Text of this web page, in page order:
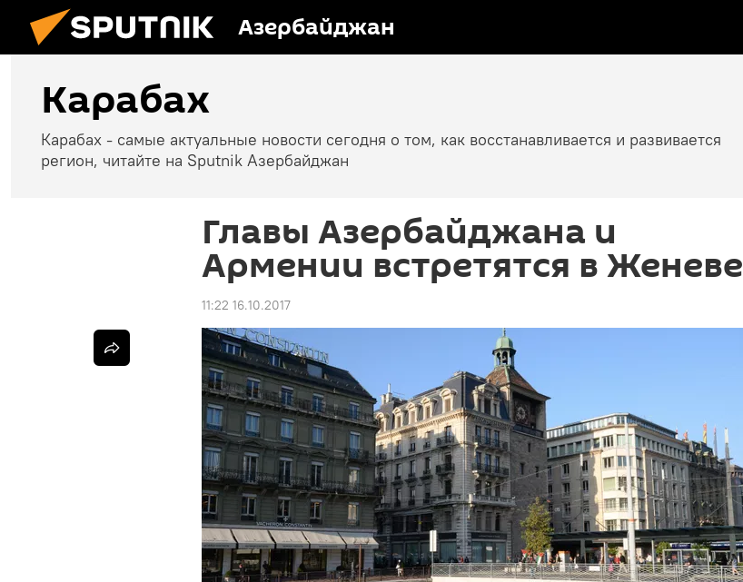
Азербайджан
Карабах
Карабах - самые актуальные новости сегодня о том, как восстанавливается и развивается
регион, читайте на Sputnik Азербайджан
Главы Азербайджана и
Армении встретятся в Женеве
11:22 16.10.2017